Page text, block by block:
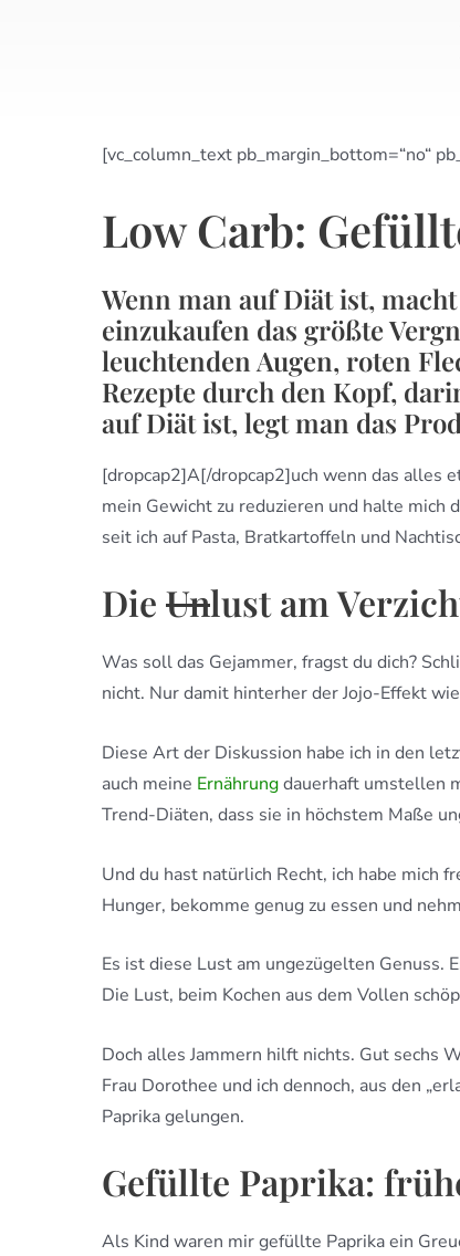
[vc_column_text pb_margin_bottom=“no“
Low Carb:
Wenn man auf Diät ist,
einzukaufen das größte
leuchtenden Augen, roten
Rezepte durch den Kopf,
auf Diät ist, legt man das
[dropcap2]A[/dropcap2]uch wenn das alles
mein Gewicht zu reduzieren und halte mich
seit ich auf Pasta, Bratkartoffeln und
Die Unlust am
Was soll das Gejammer, fragst du dich?
nicht. Nur damit hinterher der Jojo-Effekt
Diese Art der Diskussion habe ich in den
auch meine Ernährungdauerhaft umstellen
Trend-Diäten, dass sie in höchstem Maße
Und du hast natürlich Recht, ich habe mich
Hunger, bekomme genug zu essen und
Es ist diese Lust am ungezügelten Genuss.
Die Lust, beim Kochen aus dem Vollen
Doch alles Jammern hilft nichts. Gut sechs
Frau Dorothee und ich dennoch, aus den
Paprika gelungen.
Gefüllte Paprika:
Als Kind waren mir gefüllte Paprika ein